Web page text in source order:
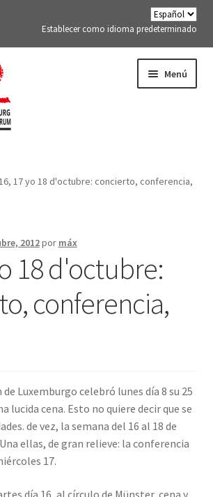
Establecer como idioma predeterminado
Menú
menu
Expand
TE
17 yo 18 d'octubre: concierto, conferencia,
2012por máx
18d'octubre:
conferencia,
Luxemburgo celebró lunes día 8 su 25
lucida cena. Esto no quiere decir que se
de vez, la semana del 16 al 18 de
ellas, de gran relieve: la conferencia
17.
día 16, al círculo de Münster, cena y